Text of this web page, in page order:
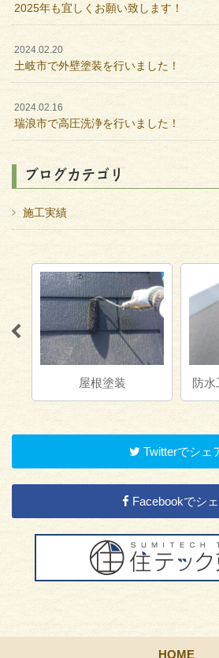
2025年も宜しくお願い致します！
2024.02.20
土岐市で外壁塗装を行いました！
2024.02.16
瑞浪市で高圧洗浄を行いました！
ブログカテゴリ
施工実績
屋根塗装 防水
Twitterでシェ
Facebookでシ
HOME